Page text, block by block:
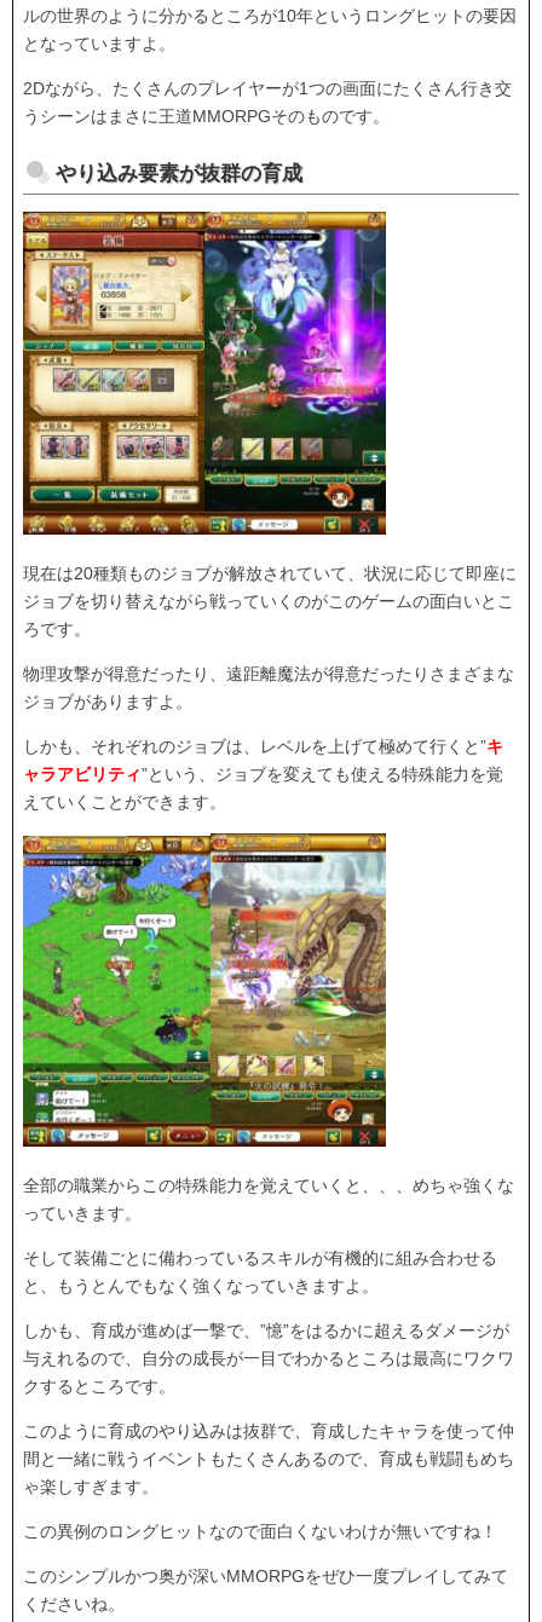
ルの世界のように分かるところが10年というロングヒットの要因
となっていますよ。
2Dながら、たくさんのプレイヤーが1つの画面にたくさん行き交
うシーンはまさに王道MMORPGそのものです。
やり込み要素が抜群の育成
現在は20種類ものジョブが解放されていて、状況に応じて即座に
ジョブを切り替えながら戦っていくのがこのゲームの面白いとこ
ろです。
物理攻撃が得意だったり、遠距離魔法が得意だったりさまざまな
ジョブがありますよ。
しかも、それぞれのジョブは、レベルを上げて極めて行くと”キ
ャラアビリティ”という、ジョブを変えても使える特殊能力を覚
えていくことができます。
全部の職業からこの特殊能力を覚えていくと、、、めちゃ強くな
っていきます。
そして装備ごとに備わっているスキルが有機的に組み合わせる
と、もうとんでもなく強くなっていきますよ。
しかも、育成が進めば一撃で、”憶”をはるかに超えるダメージが
与えれるので、自分の成長が一目でわかるところは最高にワクワ
クするところです。
このように育成のやり込みは抜群で、育成したキャラを使って仲
間と一緒に戦うイベントもたくさんあるので、育成も戦闘もめち
ゃ楽しすぎます。
この異例のロングヒットなので面白くないわけが無いですね！
このシンプルかつ奥が深いMMORPGをぜひ一度プレイしてみて
くださいね。